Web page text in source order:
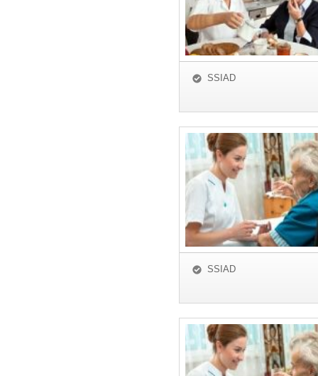
SSIAD
SSIAD